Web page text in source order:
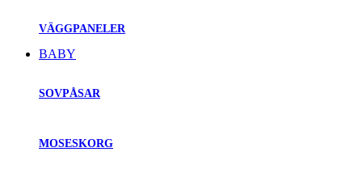
VÄGGPANELER
BABY
SOVPÅSAR
MOSESKORG